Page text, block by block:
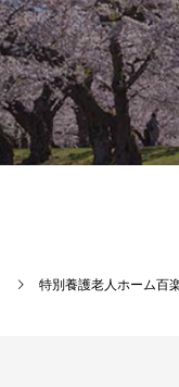
特別養護老人ホーム百